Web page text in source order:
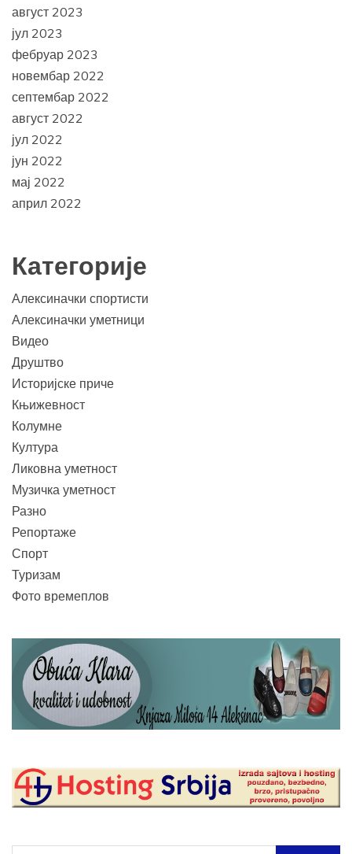
август 2023
јул 2023
фебруар 2023
новембар 2022
септембар 2022
август 2022
јул 2022
јун 2022
мај 2022
април 2022
Категорије
Алексиначки спортисти
Алексиначки уметници
Видео
Друштво
Историјске приче
Књижевност
Колумне
Култура
Ликовна уметност
Музичка уметност
Разно
Репортаже
Спорт
Туризам
Фото времеплов